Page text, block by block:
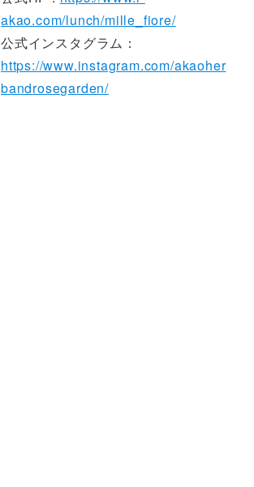
akao.com/lunch/mille_fiore/
公式インスタグラム：
https://www.instagram.com/akaoher
bandrosegarden/